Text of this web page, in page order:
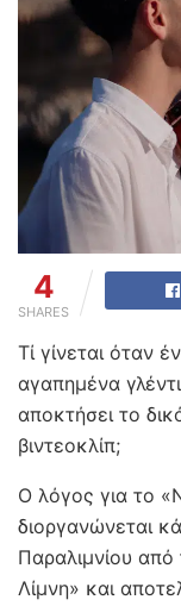
4
SHARES
Τί γίνεται όταν
αγαπημένα
αποκτήσει το
βιντεοκλίπ;
Ο λόγος για το
διοργανώνεται
Παραλιμνίου από
Λίμνη» και